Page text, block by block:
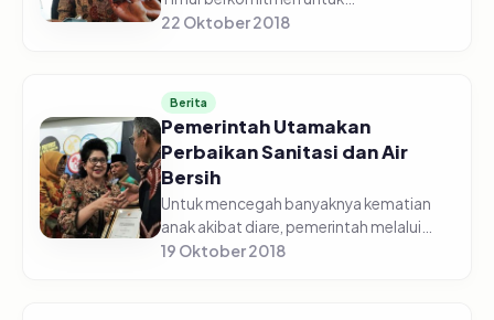
mengendalikan penularan Human
dengan dua langka...
22 Oktober 2018
Berita
Pemerintah Utamakan
Perbaikan Sanitasi dan Air
Bersih
Untuk mencegah banyaknya kematian
anak akibat diare, pemerintah melalui
Kementerian Kesehatan (Kemenkes)
19 Oktober 2018